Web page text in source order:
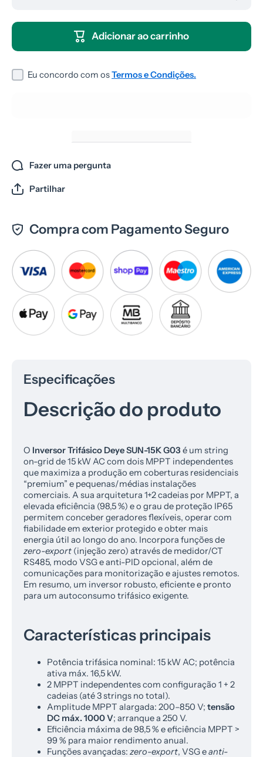
Inversor
Solar
Adicionar ao carrinho
Eu concordo com osTermos e Condições.
Fazer uma pergunta
Partilhar
Compra com Pagamento Seguro
Especificações
Descrição do produto
O Inversor Trifásico Deye SUN-15K G03 é um string
on-grid de 15 kW AC com dois MPPT independentes
que maximiza a produção em coberturas residenciais
“premium” e pequenas/médias instalações
comerciais. A sua arquitetura 1+2 cadeias por MPPT, a
elevada eficiência (98,5 %) e o grau de proteção IP65
permitem conceber geradores flexíveis, operar com
fiabilidade em exterior protegido e obter mais
energia útil ao longo do ano. Incorpora funções de
zero-export (injeção zero) através de medidor/CT
RS485, modo VSG e anti-PID opcional, além de
comunicações para monitorização e ajustes remotos.
Em resumo, um inversor robusto, eficiente e pronto
para um autoconsumo trifásico exigente.
Características principais
Potência trifásica nominal: 15 kW AC; potência
ativa máx. 16,5 kW.
2 MPPT independentes com configuração 1 + 2
cadeias (até 3 strings no total).
Amplitude MPPT alargada: 200–850 V; tensão
DC máx. 1000 V; arranque a 250 V.
Eficiência máxima de 98,5 % e eficiência MPPT >
99 % para maior rendimento anual.
Funções avançadas: zero-export, VSG eanti-